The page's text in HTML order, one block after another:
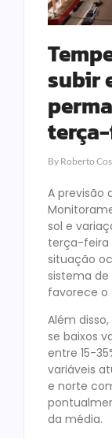
subir
By Roberto
A previsão
sol e
terça-feira
situação
sistema
favorece o
Além
se baixos
entre 15-
variáveis
e norte
da média.